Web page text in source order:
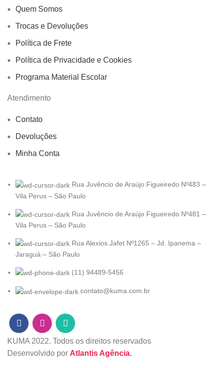
Quem Somos
Trocas e Devoluções
Política de Frete
Política de Privacidade e Cookies
Programa Material Escolar
Atendimento
Contato
Devoluções
Minha Conta
Rua Juvêncio de Araújo Figueiredo Nº483 –
Vila Perus – São Paulo
Rua Juvêncio de Araújo Figueiredo Nº481 –
Vila Perus – São Paulo
Rua Alexios Jafet Nº1265 – Jd. Ipanema –
Jaraguá – São Paulo
(11) 94489-5456
contato@kuma.com.br
KUMA 2022. Todos os direitos reservados
Desenvolvido por Atlantis Agência.